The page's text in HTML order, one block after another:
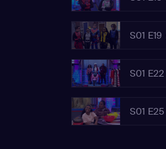
S01 E19
S01 E22
S01 E25